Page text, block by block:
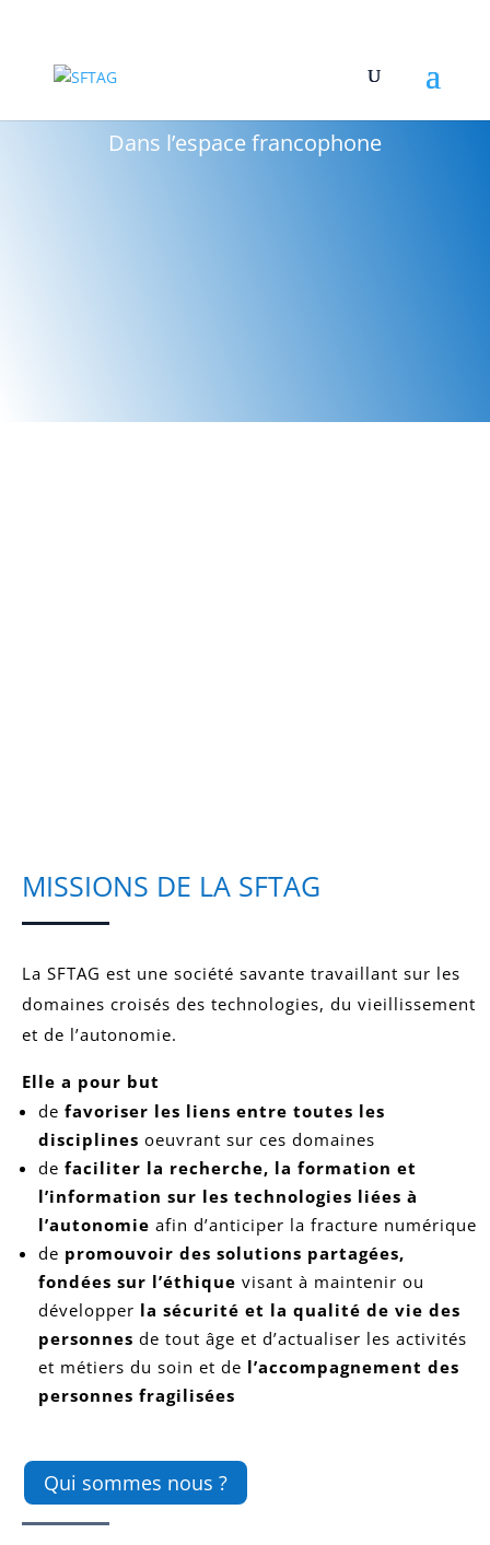
Dans l’espace francophone
MISSIONS DE LA SFTAG
La SFTAG est une société savante travaillant sur les
domaines croisés des technologies, du vieillissement
et de l’autonomie.
Elle a pour but
de favoriser les liens entre toutes les
disciplines oeuvrant sur ces domaines
de faciliter la recherche, la formation et
l’information sur les technologies liées à
l’autonomie afin d’anticiper la fracture numérique
de promouvoir des solutions partagées,
fondées sur l’éthique visant à maintenir ou
développer la sécurité et la qualité de vie des
personnes de tout âge et d’actualiser les activités
et métiers du soin et de l’accompagnement des
personnes fragilisées
Qui sommes nous ?